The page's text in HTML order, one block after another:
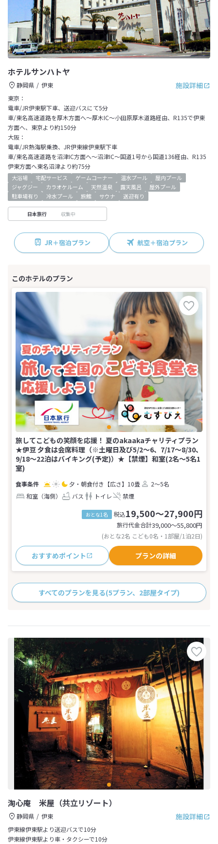
ホテルサンハトヤ
施設詳細
静岡県
伊東
東京：
電車/JR伊東駅下車、送迎バスにて5分
車/東名高速道路を厚木方面へ～厚木IC～小田原厚木道路経由、R135で伊東
方面へ、東京より約150分
大阪：
電車/JR熱海駅乗換、JR伊東線伊東駅下車
車/東名高速道路を沼津IC方面へ～沼津IC～国道1号から国道136経由、R135
伊東方面へ東名沼津より約75分
大浴場 宅配サービス ゲームコーナー 温水プール
屋内プール
ジャグジー
カラオケルーム 天然温泉 露天風呂
屋外プール
駐車場有り
冷水プール 旅館 サウナ 送迎有り
日本旅行 収集中
JR＋宿泊プラン 航空＋宿泊プラン
旅してこどもの笑顔を応援！ 夏のakaakaチャリティプラン
★伊豆 夕食は会席料理（※土曜日及び5/2～6、7/17～8/30、
9/18～22泊はバイキング(予定)）★【禁煙】和室(2名～5名1
室)
夕・朝食付き 【広さ】10畳
2～5名
和室（海側）
バス トイレ 禁煙
おとな1名 税込19,500～27,900円
旅行代金合計39,000〜55,800円
(おとな2名 こども0名・1部屋/1泊2日)
おすすめポイント プランの詳細
すべてのプランを見る(5プラン、2部屋タイプ)
淘心庵 米屋（共立リゾート）
施設詳細
静岡県
伊東
伊東線伊東駅より送迎バスで10分
伊東線伊東駅より車・タクシーで10分